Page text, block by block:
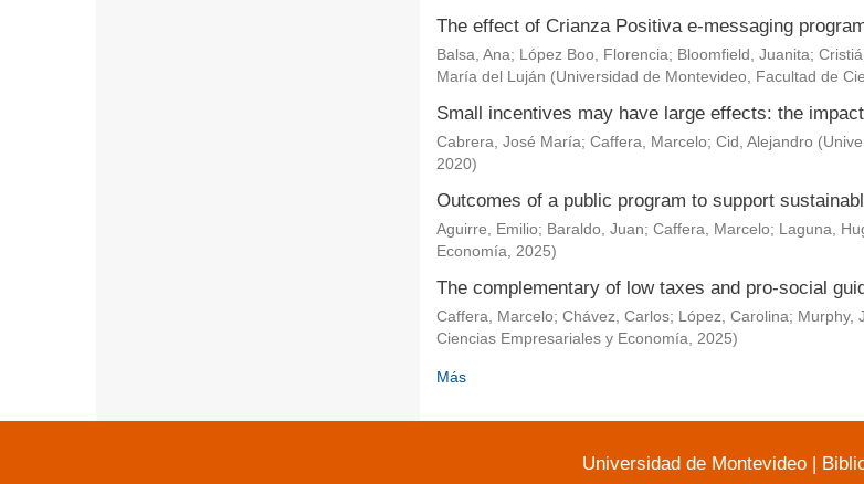
The effect of Crianza Positiva e-messaging
Balsa, Ana; López Boo, Florencia; Bloomfield, Juanita;
María del Luján (Universidad de Montevideo, Facultad de
Small incentives may have large effects: the
Cabrera, José María; Caffera, Marcelo; Cid, Alejandro (
2020)
Outcomes of a public program to support
Aguirre, Emilio; Baraldo, Juan; Caffera, Marcelo; Laguna,
Economía, 2025)
The complementary of low taxes and pro-social
Caffera, Marcelo; Chávez, Carlos; López, Carolina; Murphy,
Ciencias Empresariales y Economía, 2025)
Más
Universidad de Montevideo |